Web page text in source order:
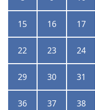
15 16 17
22 23 24
29 30 31
36 37 38